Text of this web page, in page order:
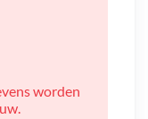
worden